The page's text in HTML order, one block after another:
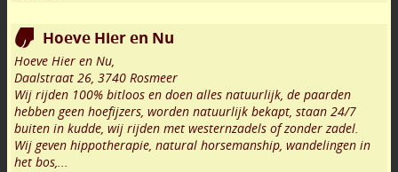
Hoeve Hier en Nu
Hoeve Hier en Nu,
Daalstraat 26, 3740 Rosmeer
Wij rijden 100% bitloos en doen alles natuurlijk, de paarden
hebben geen hoefijzers, worden natuurlijk bekapt, staan 24/7
buiten in kudde, wij rijden met westernzadels of zonder zadel.
Wij geven hippotherapie, natural horsemanship, wandelingen in
het bos,...